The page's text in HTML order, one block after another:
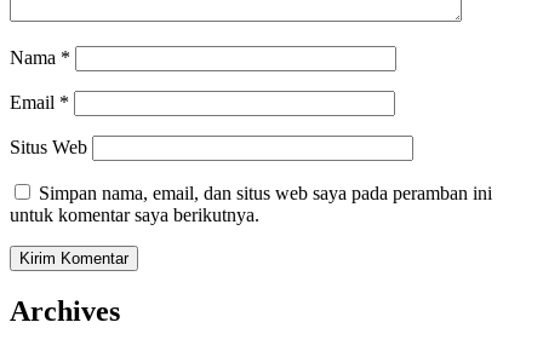
Nama *
Email *
Situs Web
Simpan nama, email, dan situs web saya pada peramban ini
untuk komentar saya berikutnya.
Archives